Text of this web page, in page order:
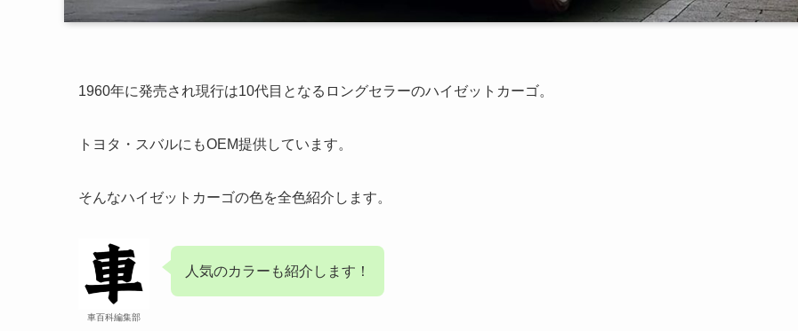
1960年に発売され現行は10代目となるロングセラーのハイゼットカーゴ。
トヨタ・スバルにもOEM提供しています。
そんなハイゼットカーゴの色を全色紹介します。
車百科編集部
人気のカラーも紹介します！